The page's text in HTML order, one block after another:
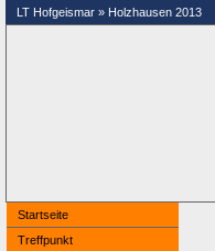
LT Hofgeismar » Holzhausen 2013
Startseite
Treffpunkt